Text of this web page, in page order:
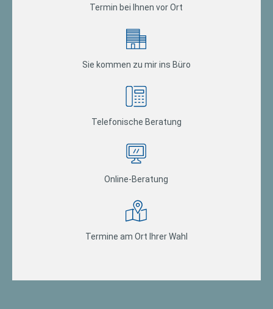
Termin bei Ihnen vor Ort
Sie kommen zu mir ins Büro
Telefonische Beratung
Online-Beratung
Termine am Ort Ihrer Wahl